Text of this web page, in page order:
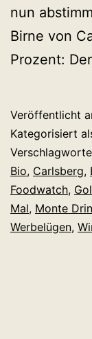
nun
Birne von
Prozent:
Veröffentlicht
Kategorisiert
Bio, Carlsberg,
Foodwatch,
Mal, Monte
Werbelügen,